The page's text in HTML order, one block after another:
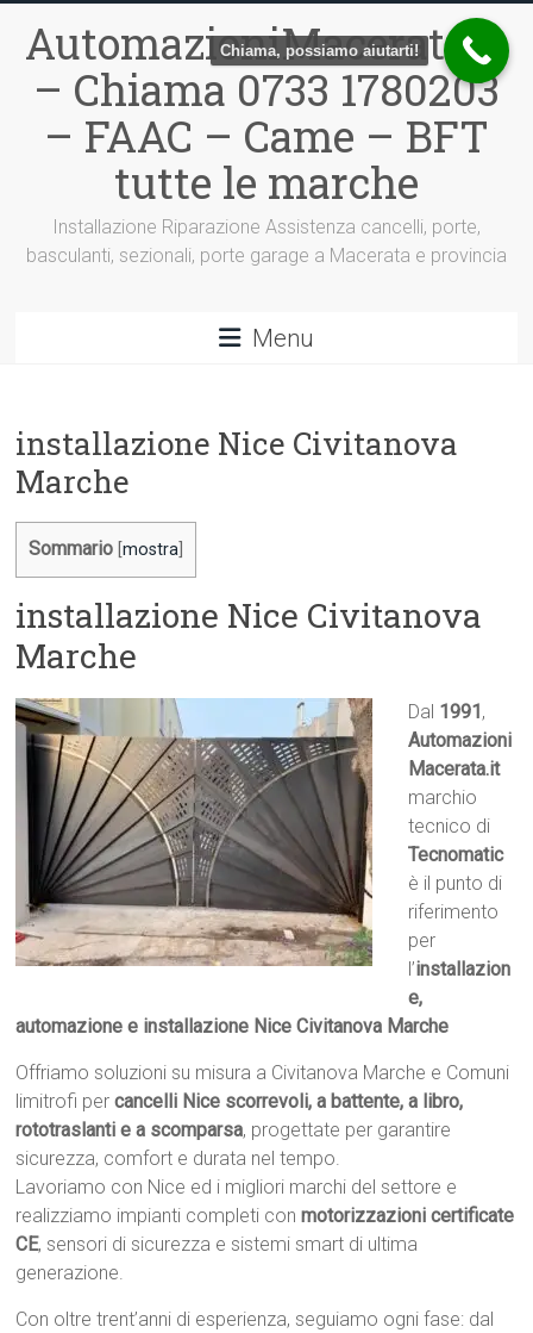
contenuto
AutomazioniMacerata.it
– Chiama 0733 1780203
– FAAC – Came – BFT
tutte le marche
Installazione Riparazione Assistenza cancelli, porte,
basculanti, sezionali, porte garage a Macerata e provincia
Menu
installazione Nice Civitanova
Marche
Sommario [mostra
installazione Nice Civitanova
Marche
Dal 1991 ,
Automazioni
Macerata.it
marchio
tecnico di
Tecnomatic
è il punto di
riferimento
per
l’installazion
e,
automazione e installazione Nice Civitanova Marche
Offriamo soluzioni su misura a Civitanova Marche e Comuni
limitrofi percancelli Nice scorrevoli, a battente, a libro,
rototraslanti e a scomparsa, progettate per garantire
sicurezza, comfort e durata nel tempo.
Lavoriamo con Nice ed i migliori marchi del settore e
realizziamo impianti completi conmotorizzazioni certificate
CE, sensori di sicurezza e sistemi smart di ultima
generazione.
Con oltre trent’anni di esperienza, seguiamo ogni fase: dal
Chiama, possiamo aiutarti!